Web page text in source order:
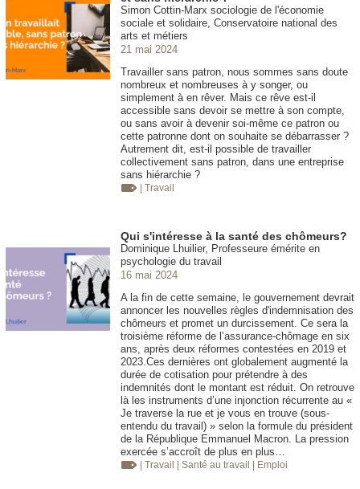
Simon Cottin-Marx sociologie de l'économie
sociale et solidaire, Conservatoire national des
arts et métiers
21 mai 2024
Travailler sans patron, nous sommes sans doute
nombreux et nombreuses à y songer, ou
simplement à en rêver. Mais ce rêve est-il
accessible sans devoir se mettre à son compte,
ou sans avoir à devenir soi-même ce patron ou
cette patronne dont on souhaite se débarrasser ?
Autrement dit, est-il possible de travailler
collectivement sans patron, dans une entreprise
sans hiérarchie ?
| Travail
Qui s'intéresse à la santé des chômeurs?
Dominique Lhuilier, Professeure émérite en
psychologie du travail
16 mai 2024
A la fin de cette semaine, le gouvernement devrait
annoncer les nouvelles règles d'indemnisation des
chômeurs et promet un durcissement. Ce sera la
troisième réforme de l’assurance-chômage en six
ans, après deux réformes contestées en 2019 et
2023.Ces dernières ont globalement augmenté la
durée de cotisation pour prétendre à des
indemnités dont le montant est réduit. On retrouve
là les instruments d’une injonction récurrente au «
Je traverse la rue et je vous en trouve (sous-
entendu du travail) » selon la formule du président
de la République Emmanuel Macron. La pression
exercée s’accroît de plus en plus…
| Travail | Santé au travail | Emploi